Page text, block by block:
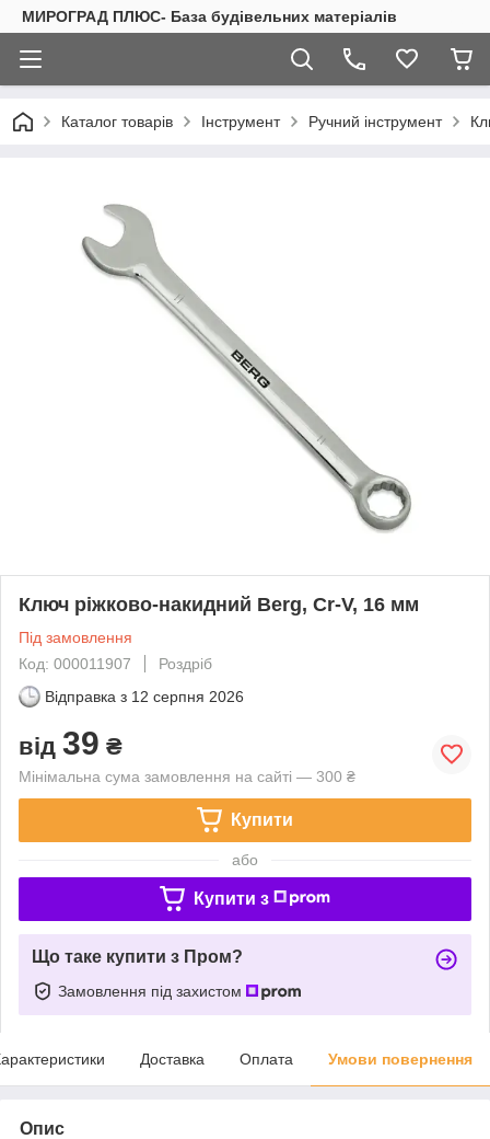
МИРОГРАД ПЛЮС- База будівельних матеріалів
Каталог товарів Інструмент Ручний інструмент
Ключ ріжково-накидний Berg, Cr-V, 16 мм
Під замовлення
Код: 000011907
Роздріб
Відправка з 12 серпня 2026
від 39 ₴
Мінімальна сума замовлення на сайті — 300 ₴
Купити
або
Купити з
Що таке купити з Пром?
Замовлення під захистом
Доставка Оплата Умови повернення
Опис